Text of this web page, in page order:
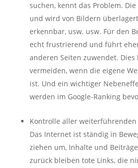
suchen, kennt das Problem.
und wird von Bildern
erkennbar, usw. usw. Für den
echt frustrierend und führt
anderen Seiten zuwendet. Dies
vermeiden, wenn die eigene
ist. Und ein wichtiger
werden im Google-Ranking
Kontrolle aller weiterführenden
Das Internet ist ständig in
ziehen um, Inhalte und
zurück bleiben tote Links, die